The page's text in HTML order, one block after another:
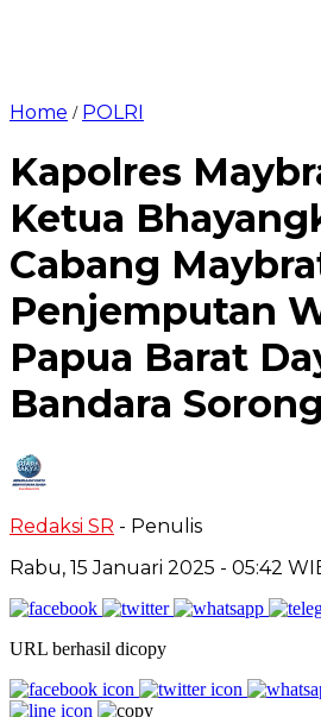
Home / POLRI
Kapolres
Ketua
Cabang
Penjemputan
Papua Barat
Bandara Sorong
Redaksi SR - Penulis
Rabu, 15 Januari 2025 - 05:42
URL berhasil dicopy